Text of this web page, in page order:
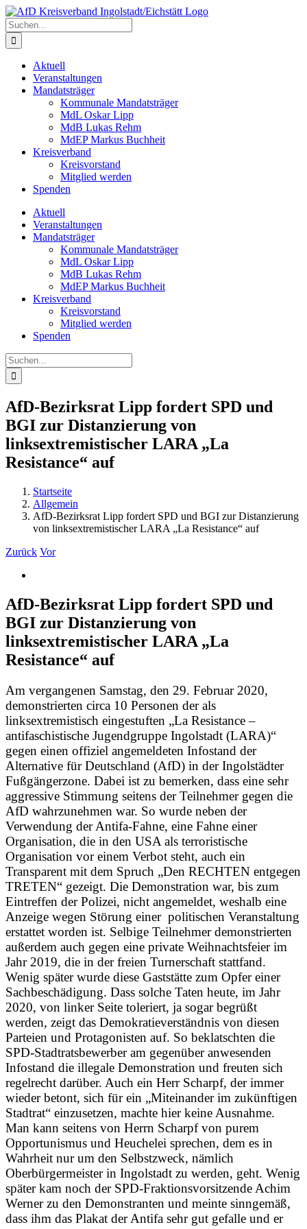
Zum
Inhalt
springen
Suche
nach:
Aktuell
Veranstaltungen
Mandatsträger
Kommunale Mandatsträger
MdL Oskar Lipp
MdB Lukas Rehm
MdEP Markus Buchheit
Kreisverband
Kreisvorstand
Mitglied werden
Spenden
Aktuell
Veranstaltungen
Mandatsträger
Kommunale Mandatsträger
MdL Oskar Lipp
MdB Lukas Rehm
MdEP Markus Buchheit
Kreisverband
Kreisvorstand
Mitglied werden
Spenden
Suche
nach:
AfD-Bezirksrat Lipp fordert SPD und
BGI zur Distanzierung von
linksextremistischer LARA „La
Resistance“ auf
Startseite
Allgemein
AfD-Bezirksrat Lipp fordert SPD und BGI zur Distanzierung
von linksextremistischer LARA „La Resistance“ auf
Zurück Vor
Bild
AfD-Bezirksrat Lipp fordert SPD und
BGI zur Distanzierung von
linksextremistischer LARA „La
Resistance“ auf
Am vergangenen Samstag, den 29. Februar 2020,
demonstrierten circa 10 Personen der als
linksextremistisch eingestuften „La Resistance –
antifaschistische Jugendgruppe Ingolstadt (LARA)“
gegen einen offiziel angemeldeten Infostand der
Alternative für Deutschland (AfD) in der Ingolstädter
Fußgängerzone. Dabei ist zu bemerken, dass eine sehr
aggressive Stimmung seitens der Teilnehmer gegen die
AfD wahrzunehmen war. So wurde neben der
Verwendung der Antifa-Fahne, eine Fahne einer
Organisation, die in den USA als terroristische
Organisation vor einem Verbot steht, auch ein
Transparent mit dem Spruch „Den RECHTEN entgegen
TRETEN“ gezeigt. Die Demonstration war, bis zum
Eintreffen der Polizei, nicht angemeldet, weshalb eine
Anzeige wegen Störung einer politischen Veranstaltung
erstattet worden ist. Selbige Teilnehmer demonstrierten
außerdem auch gegen eine private Weihnachtsfeier im
Jahr 2019, die in der freien Turnerschaft stattfand.
Wenig später wurde diese Gaststätte zum Opfer einer
Sachbeschädigung. Dass solche Taten heute, im Jahr
2020, von linker Seite toleriert, ja sogar begrüßt
werden, zeigt das Demokratieverständnis von diesen
Parteien und Protagonisten auf. So beklatschten die
SPD-Stadtratsbewerber am gegenüber anwesenden
Infostand die illegale Demonstration und freuten sich
regelrecht darüber. Auch ein Herr Scharpf, der immer
wieder betont, sich für ein „Miteinander im zukünftigen
Stadtrat“ einzusetzen, machte hier keine Ausnahme.
Man kann seitens von Herrn Scharpf von purem
Opportunismus und Heuchelei sprechen, dem es in
Wahrheit nur um den Selbstzweck, nämlich
Oberbürgermeister in Ingolstadt zu werden, geht. Wenig
später kam noch der SPD-Fraktionsvorsitzende Achim
Werner zu den Demonstranten und meinte sinngemäß,
dass ihm das Plakat der Antifa sehr gut gefalle und er